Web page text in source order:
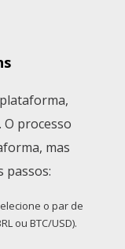
processo
mas
passos:
o par de
ou BTC/USD).